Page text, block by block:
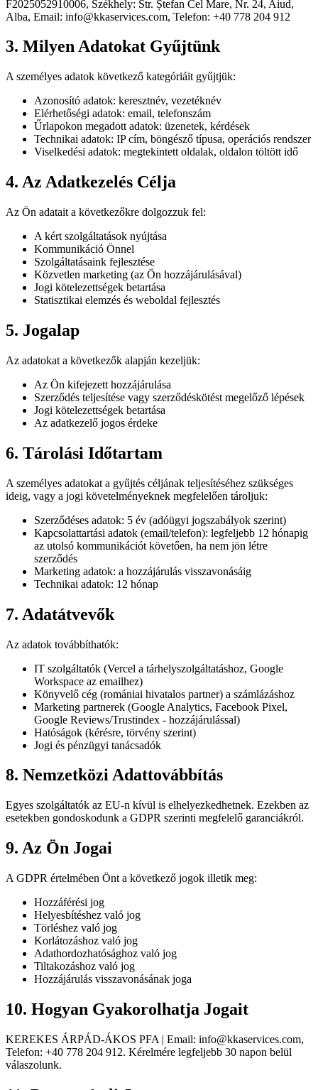
F2025052910006, Székhely: Str. Ștefan Cel Mare, Nr. 24, Aiud,
Alba, Email: info@kkaservices.com, Telefon: +40 778 204 912
3. Milyen Adatokat Gyűjtünk
A személyes adatok következő kategóriáit gyűjtjük:
Azonosító adatok: keresztnév, vezetéknév
Elérhetőségi adatok: email, telefonszám
Űrlapokon megadott adatok: üzenetek, kérdések
Technikai adatok: IP cím, böngésző típusa, operációs rendszer
Viselkedési adatok: megtekintett oldalak, oldalon töltött idő
4. Az Adatkezelés Célja
Az Ön adatait a következőkre dolgozzuk fel:
A kért szolgáltatások nyújtása
Kommunikáció Önnel
Szolgáltatásaink fejlesztése
Közvetlen marketing (az Ön hozzájárulásával)
Jogi kötelezettségek betartása
Statisztikai elemzés és weboldal fejlesztés
5. Jogalap
Az adatokat a következők alapján kezeljük:
Az Ön kifejezett hozzájárulása
Szerződés teljesítése vagy szerződéskötést megelőző lépések
Jogi kötelezettségek betartása
Az adatkezelő jogos érdeke
6. Tárolási Időtartam
A személyes adatokat a gyűjtés céljának teljesítéséhez szükséges
ideig, vagy a jogi követelményeknek megfelelően tároljuk:
Szerződéses adatok: 5 év (adóügyi jogszabályok szerint)
Kapcsolattartási adatok (email/telefon): legfeljebb 12 hónapig
az utolsó kommunikációt követően, ha nem jön létre
szerződés
Marketing adatok: a hozzájárulás visszavonásáig
Technikai adatok: 12 hónap
7. Adatátvevők
Az adatok továbbíthatók:
IT szolgáltatók (Vercel a tárhelyszolgáltatáshoz, Google
Workspace az emailhez)
Könyvelő cég (romániai hivatalos partner) a számlázáshoz
Marketing partnerek (Google Analytics, Facebook Pixel,
Google Reviews/Trustindex - hozzájárulással)
Hatóságok (kérésre, törvény szerint)
Jogi és pénzügyi tanácsadók
8. Nemzetközi Adattovábbítás
Egyes szolgáltatók az EU-n kívül is elhelyezkedhetnek. Ezekben az
esetekben gondoskodunk a GDPR szerinti megfelelő garanciákról.
9. Az Ön Jogai
A GDPR értelmében Önt a következő jogok illetik meg:
Hozzáférési jog
Helyesbítéshez való jog
Törléshez való jog
Korlátozáshoz való jog
Adathordozhatósághoz való jog
Tiltakozáshoz való jog
Hozzájárulás visszavonásának joga
10. Hogyan Gyakorolhatja Jogait
KEREKES ÁRPÁD-ÁKOS PFA | Email: info@kkaservices.com,
Telefon: +40 778 204 912. Kérelmére legfeljebb 30 napon belül
válaszolunk.